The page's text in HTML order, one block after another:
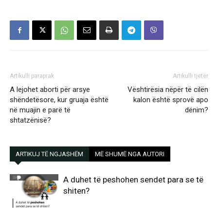
Artikulli paraprak
A lejohet aborti për arsye
shëndetësore, kur gruaja është
në muajin e parë të
shtatzënisë?
Artikulli tjetër
Vështirësia nëpër të cilën
kalon është sprovë apo
dënim?
ARTIKUJ TË NGJASHËM MË SHUMË NGA AUTORI
A duhet të peshohen sendet para se të
shiten?